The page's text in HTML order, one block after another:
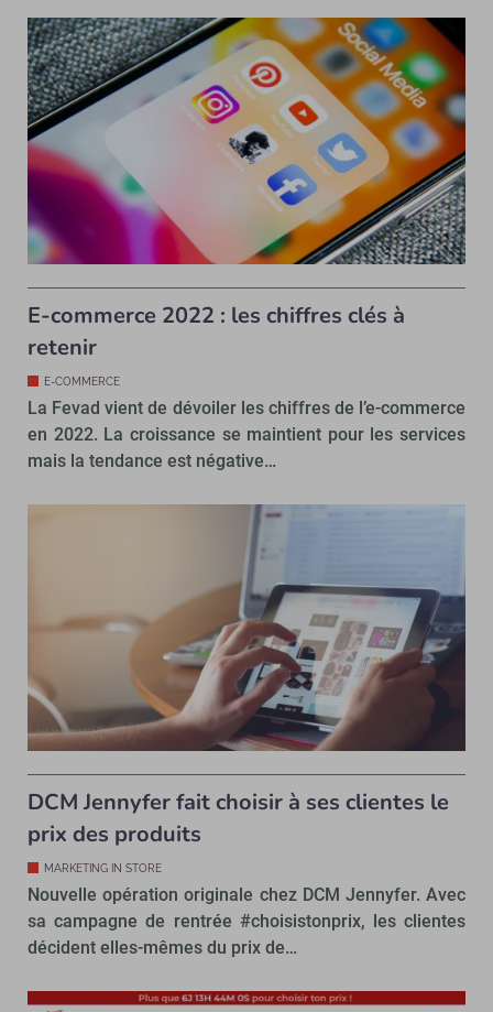
E-commerce 2022 : les chiffres clés à
retenir
E-COMMERCE
La Fevad vient de dévoiler les chiffres de l’e-commerce
en 2022. La croissance se maintient pour les services
mais la tendance est négative…
DCM Jennyfer fait choisir à ses clientes le
prix des produits
MARKETING IN STORE
Nouvelle opération originale chez DCM Jennyfer. Avec
sa campagne de rentrée #choisistonprix, les clientes
décident elles-mêmes du prix de…